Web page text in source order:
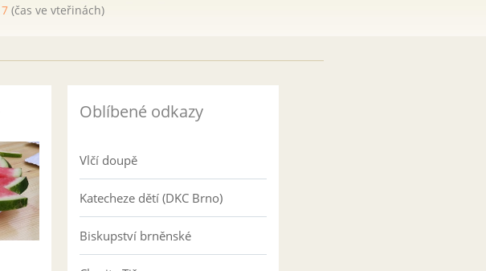
7 (čas ve vteřinách)
Oblíbené odkazy
Vlčí doupě
Katecheze dětí (DKC Brno)
Biskupství brněnské